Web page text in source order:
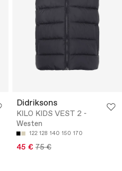
Didriksons
KILO KIDS VEST 2 -
Westen
122 128 140 150 170
45 € 75 €